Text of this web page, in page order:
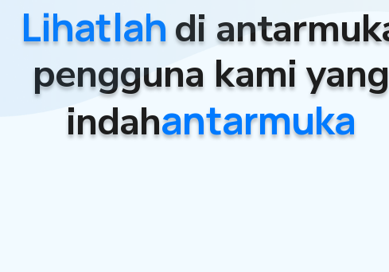
Lihatlahdi
pengguna kami yang
indahantarmuka